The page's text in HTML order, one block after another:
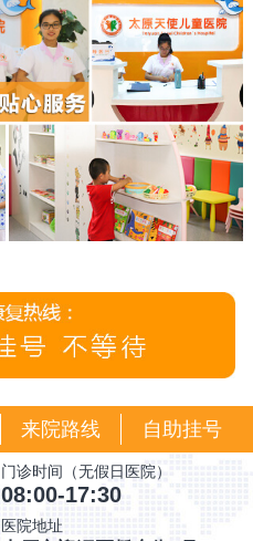
来院路线 自助挂号
门诊时间（无假日医院）
08:00-17:30
医院地址